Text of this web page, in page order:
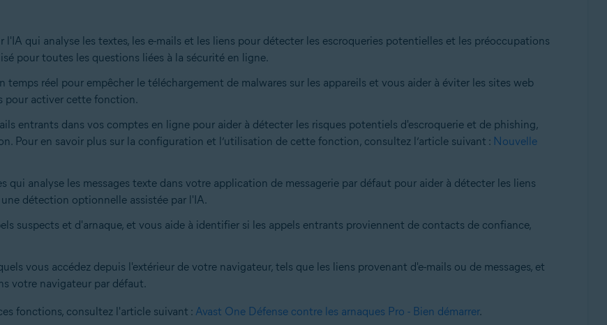
l'IA qui analyse les textes, les e-mails et les liens pour détecter les escroqueries potentielles et les préoccupations
pour toutes les questions liées à la sécurité en ligne.
réel pour empêcher le téléchargement de malwares sur les appareils et vous aider à éviter les sites web
pour activer cette fonction.
entrants dans vos comptes en ligne pour aider à détecter les risques potentiels d'escroquerie et de phishing,
Pour en savoir plus sur la configuration et l’utilisation de cette fonction, consultez l’article suivant : Nouvelle
analyse les messages texte dans votre application de messagerie par défaut pour aider à détecter les liens
détection optionnelle assistée par l'IA.
suspects et d'arnaque, et vous aide à identifier si les appels entrants proviennent de contacts de confiance,
vous accédez depuis l'extérieur de votre navigateur, tels que les liens provenant d'e-mails ou de messages, et
votre navigateur par défaut.
fonctions, consultez l'article suivant : Avast One Défense contre les arnaques Pro - Bien démarrer.